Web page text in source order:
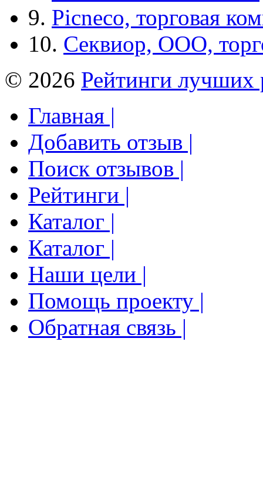
9. Picneco, торговая
10. Секвиор, ООО,
© 2026 Рейтинги лучших
Главная |
Добавить отзыв |
Поиск отзывов |
Рейтинги |
Каталог |
Каталог |
Наши цели |
Помощь проекту |
Обратная связь |